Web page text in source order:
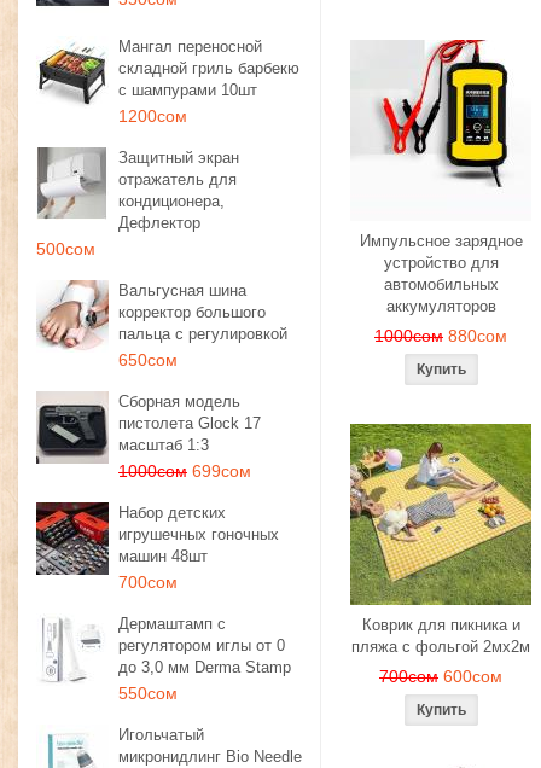
Мангал переносной
складной гриль барбекю
с шампурами 10шт
1200сом
Защитный экран
отражатель для
кондиционера,
Дефлектор
500сом
Вальгусная шина
корректор большого
пальца с регулировкой
650сом
Сборная модель
пистолета Glock 17
масштаб 1:3
1000сом 699сом
Набор детских
игрушечных гоночных
машин 48шт
700сом
Дермаштамп с
регулятором иглы от 0
до 3,0 мм Derma Stamp
550сом
Игольчатый
микронидлинг Bio Needle
Импульсное зарядное
устройство для
автомобильных
аккумуляторов
1000сом 880сом
Коврик для пикника и
пляжа с фольгой 2мх2м
700сом 600сом